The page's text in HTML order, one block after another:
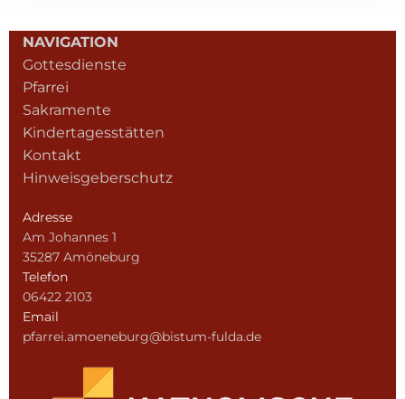
NAVIGATION
Gottesdienste
Pfarrei
Sakramente
Kindertagesstätten
Kontakt
Hinweisgeberschutz
Adresse
Am Johannes 1
35287 Amöneburg
Telefon
06422 2103
Email
pfarrei.amoeneburg@bistum-fulda.de